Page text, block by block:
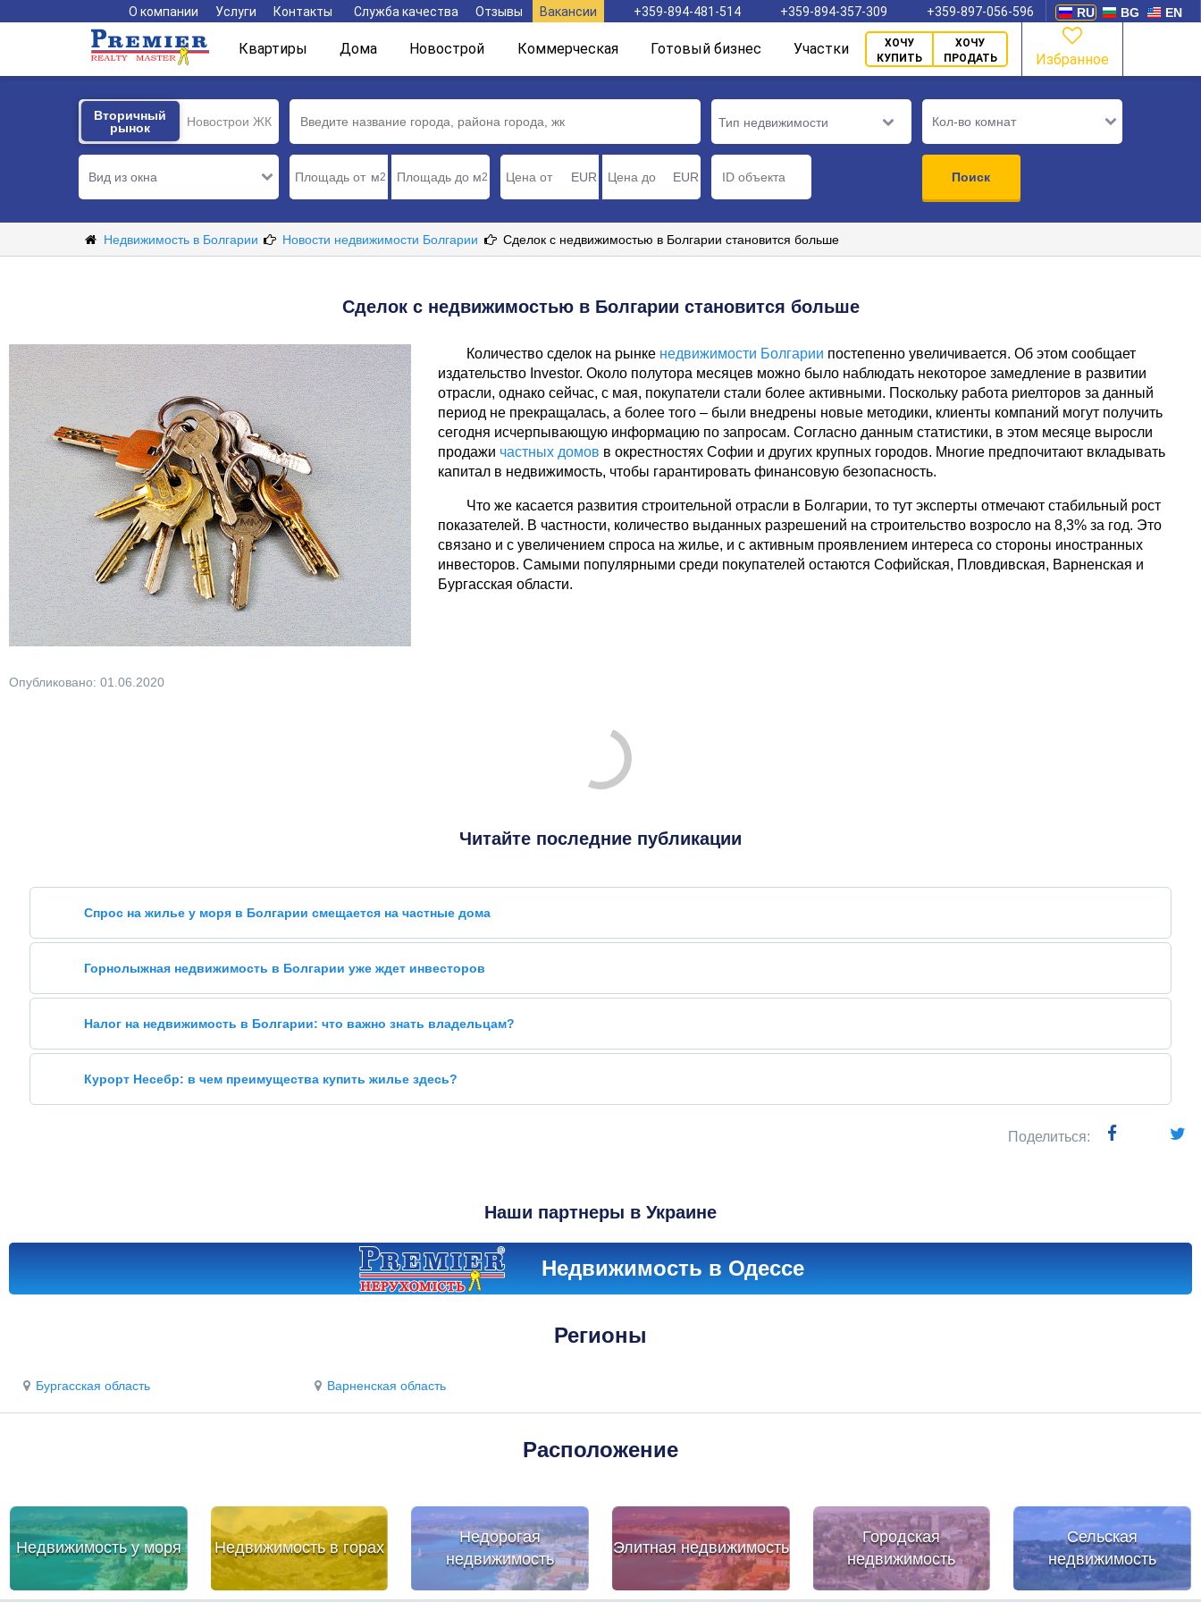
RU BG EN
О компании Услуги Контакты Служба качества Отзывы Вакансии +359-894-481-514 +359-894-357-309 +359-897-056-596
Квартиры Дома Новострой Коммерческая Готовый бизнес Участки
ХОЧУ
КУПИТЬ
ХОЧУ
ПРОДАТЬ
Избранное
Вторичный
рынок
Новострои ЖК
Вторичный
рынок
Вид из окна м2 м2 EUR EUR
Тип недвижимости Кол-во комнат
Поиск
Недвижимость в Болгарии Новости недвижимости Болгарии Сделок с недвижимостью в Болгарии становится больше
Сделок с недвижимостью в Болгарии становится больше
Количество сделок на рынке недвижимости Болгарии постепенно увеличивается. Об этом сообщает
издательство Investor. Около полутора месяцев можно было наблюдать некоторое замедление в развитии
отрасли, однако сейчас, с мая, покупатели стали более активными. Поскольку работа риелторов за данный
период не прекращалась, а более того – были внедрены новые методики, клиенты компаний могут получить
сегодня исчерпывающую информацию по запросам. Согласно данным статистики, в этом месяце выросли
продажи частных домов в окрестностях Софии и других крупных городов. Многие предпочитают вкладывать
капитал в недвижимость, чтобы гарантировать финансовую безопасность.
Что же касается развития строительной отрасли в Болгарии, то тут эксперты отмечают стабильный рост
показателей. В частности, количество выданных разрешений на строительство возросло на 8,3% за год. Это
связано и с увеличением спроса на жилье, и с активным проявлением интереса со стороны иностранных
инвесторов. Самыми популярными среди покупателей остаются Софийская, Пловдивская, Варненская и
Бургасская области.
Опубликовано: 01.06.2020
Читайте последние публикации
Спрос на жилье у моря в Болгарии смещается на частные дома
Горнолыжная недвижимость в Болгарии уже ждет инвесторов
Налог на недвижимость в Болгарии: что важно знать владельцам?
Курорт Несебр: в чем преимущества купить жилье здесь?
Поделиться:
Наши партнеры в Украине
Недвижимость в Одессе
Регионы
Бургасская область Варненская область
Расположение
Недвижимость у моря Недвижимость в горах
Недорогая
недвижимость
Элитная недвижимость
Городская
недвижимость
Сельская
недвижимость